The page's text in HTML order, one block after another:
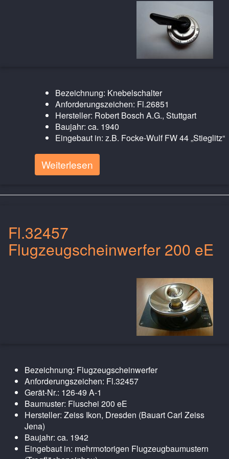
Bezeichnung: Knebelschalter
Anforderungszeichen: Fl.26851
Hersteller: Robert Bosch A.G., Stuttgart
Baujahr: ca. 1940
Eingebaut in: z.B. Focke-Wulf FW 44 „Stieglitz“
Weiterlesen
Fl.32457
Flugzeugscheinwerfer 200 eE
Bezeichnung: Flugzeugscheinwerfer
Anforderungszeichen: Fl.32457
Gerät-Nr.: 126-49 A-1
Baumuster: Fluschei 200 eE
Hersteller: Zeiss Ikon, Dresden (Bauart Carl Zeiss
Jena)
Baujahr: ca. 1942
Eingebaut in: mehrmotorigen Flugzeugbaumustern